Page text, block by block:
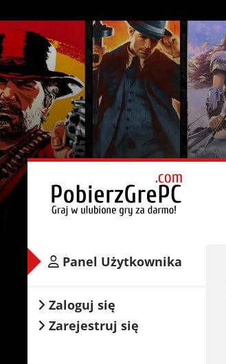
Panel Użytkownika
Zaloguj się
Zarejestruj się